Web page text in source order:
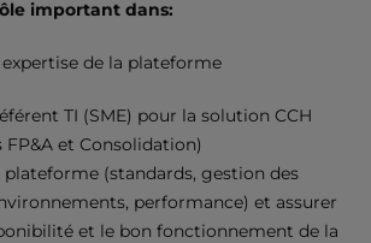
important dans:
de la plateforme
TI (SME) pour la solution CCH
et Consolidation)
(standards, gestion des
performance) et assurer
et le bon fonctionnement de la